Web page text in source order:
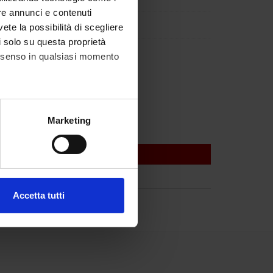
annunci e contenuti
la possibilità di scegliere
su questa proprietà
in qualsiasi momento
metro,Marketing
Accetta tutti